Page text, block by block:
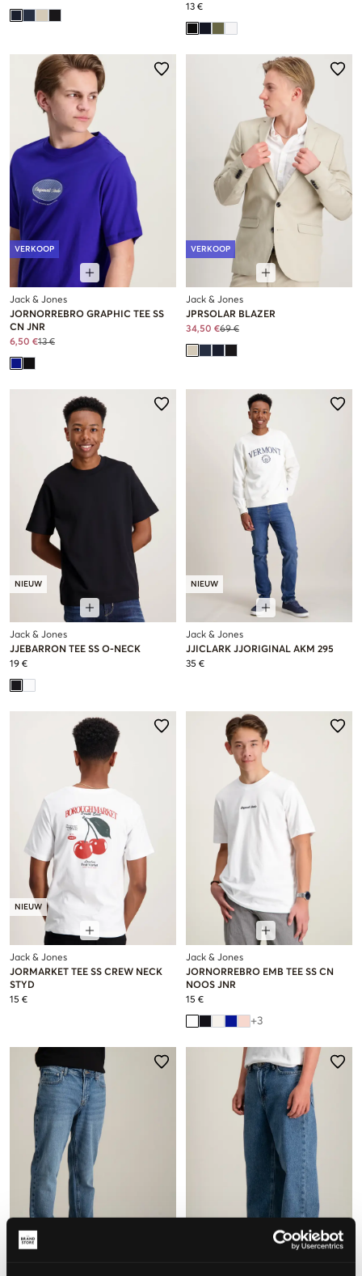
13 €
VERKOOP
Jack & Jones
JORNORREBRO GRAPHIC TEE SS
CN JNR
6,50 €13 €
VERKOOP
Jack & Jones
JPRSOLAR BLAZER
34,50 €69 €
NIEUW
Jack & Jones
JJEBARRON TEE SS O-NECK
19 €
NIEUW
Jack & Jones
JJICLARK JJORIGINAL AKM 295
35 €
NIEUW
Jack & Jones
JORMARKET TEE SS CREW NECK
STYD
15 €
Jack & Jones
JORNORREBRO EMB TEE SS CN
NOOS JNR
15 €
+3